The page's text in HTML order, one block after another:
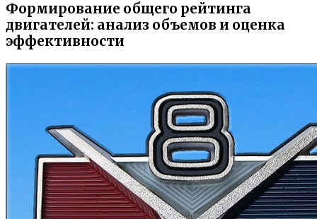
Формирование общего рейтинга
двигателей: анализ объемов и оценка
эффективности